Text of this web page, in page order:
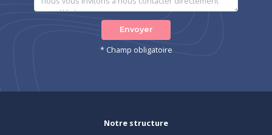
Envoyer
* Champ obligatoire
Notre structure